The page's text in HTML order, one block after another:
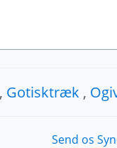
, Gotisktræk ,
Send os